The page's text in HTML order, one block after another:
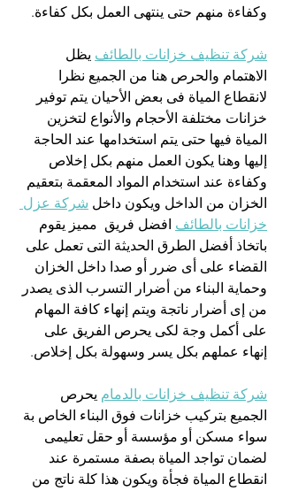
وكفاءة منهم حتى ينتهى العمل بكل كفاءة.
شركة تنظيف خزانات بالطائف يظل
الاهتمام والحرص هنا من الجميع نظرا
لانقطاع المياة فى بعض الأحيان يتم توفير
خزانات مختلفة الأحجام والأنواع لتخزين
المياة فيها حتى يتم استخدامها عند الحاجة
إليها وهنا يكون العمل منهم بكل إخلاص
وكفاءة عند استخدام المواد المعقمة بتعقيم
الخزان من الداخل ويكون داخل شركة عزل
خزانات بالطائف افضل فريق  مميز يقوم
باتخاذ أفضل الطرق الحديثة التى تعمل على
القضاء على أى ضرر أو صدا داخل الخزان
وحماية البناء من أضرار التسرب الذى يصدر
من إى أضرار ناتجة ويتم إنهاء كافة المهام
على أكمل وجة لكى يحرص الفريق على
إنهاء عملهم بكل يسر وسهولة بكل إخلاص.
شركة تنظيف خزانات بالدمام يحرص
الجميع بتركيب خزانات فوق البناء الخاص بة
سواء مسكن أو مؤسسة أو حقل تعليمى
لضمان تواجد المياة بصفة مستمرة عند
انقطاع المياة فجأة ويكون هذا كلة ناتج من